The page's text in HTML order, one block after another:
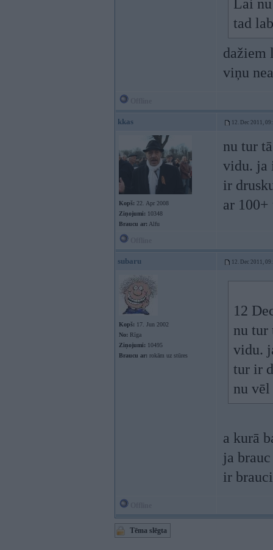
Lai
tad
dažiem
viņu
kkas 12. Dec 2011,
Kopš: 22. Apr 2008
Ziņojumi: 10348
Braucu ar: Alfu
nu tur
vidu. ja
ir
ar 100+
subaru 12. Dec 2011,
Kopš: 17. Jun 2002
No: Rīga
Ziņojumi: 10495
Braucu ar: rokām uz stūres
12
nu tur
vidu.
tur ir
nu vēl
a kurā
ja
ir
Tēma slēgta